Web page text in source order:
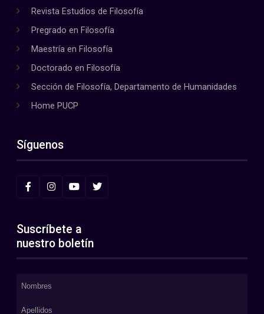
Revista Estudios de Filosofía
Pregrado en Filosofía
Maestría en Filosofía
Doctorado en Filosofía
Sección de Filosofía, Departamento de Humanidades
Home PUCP
Síguenos
Suscríbete a
nuestro boletín